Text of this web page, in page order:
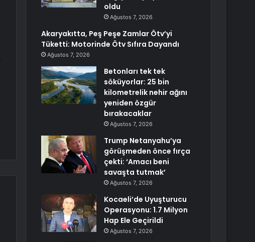
oldu
Ağustos 7, 2026
Akaryakıtta, Peş Peşe Zamlar Ötv’yi
Tüketti: Motorinde Ötv Sıfıra Dayandı
Ağustos 7, 2026
Betonları tek tek
söküyorlar: 25 bin
kilometrelik nehir ağını
yeniden özgür
bırakacaklar
Ağustos 7, 2026
Trump Netanyahu’ya
görüşmeden önce fırça
çekti: ‘Amacı beni
savaşta tutmak’
Ağustos 7, 2026
Kocaeli’de Uyuşturucu
Operasyonu: 1.7 Milyon
Hap Ele Geçirildi
Ağustos 7, 2026